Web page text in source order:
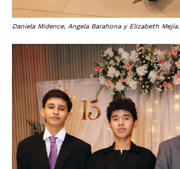
Daniela Midence, Angela Barahona y Elizabeth Mejía.